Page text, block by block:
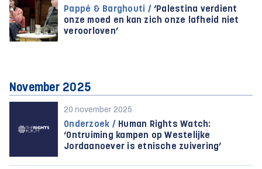
Pappé & Barghouti / ‘Palestina verdient
onze moed en kan zich onze lafheid niet
veroorloven’
November 2025
20 november 2025
Onderzoek / Human Rights Watch:
‘Ontruiming kampen op Westelijke
Jordaanoever is etnische zuivering’